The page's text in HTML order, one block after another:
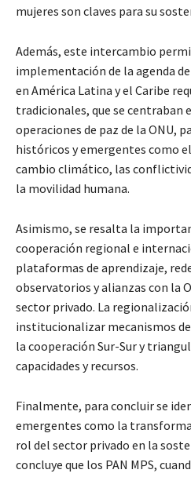
mujeres son claves para su
Además, este intercambio
implementación de la agenda
en América Latina y el Caribe
tradicionales, que se centraban
operaciones de paz de la ONU,
históricos y emergentes como
cambio climático, las
la movilidad humana.
Asimismo, se resalta la
cooperación regional e
plataformas de aprendizaje,
observatorios y alianzas con la
sector privado. La
institucionalizar mecanismos
la cooperación Sur-Sur y
capacidades y recursos.
Finalmente, para concluir se
emergentes como la
rol del sector privado en la
concluye que los PAN MPS,